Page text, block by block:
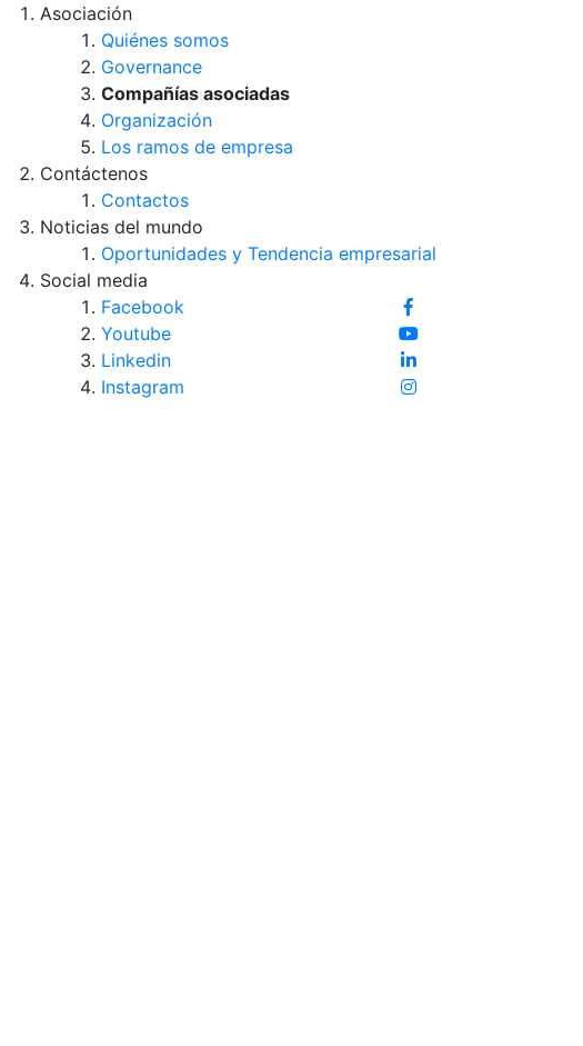
Asociación
Quiénes somos
Governance
Compañías asociadas
Organización
Los ramos de empresa
Contáctenos
Contactos
Noticias del mundo
Oportunidades y Tendencia empresarial
Social media
Facebook
Youtube
Linkedin
Instagram